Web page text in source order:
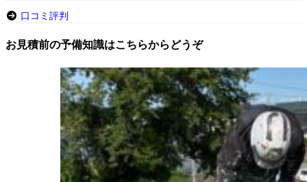
口コミ評判
お見積前の予備知識はこちらからどうぞ